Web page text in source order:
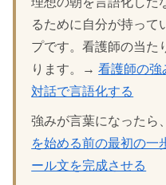
るために自分が持って
プです。看護師の当た
ります。→看護師の強
対話で言語化する
強みが言葉になった
を始める前の最初の一
ール文を完成させる